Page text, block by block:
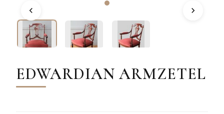
EDWARDIAN ARMZETEL